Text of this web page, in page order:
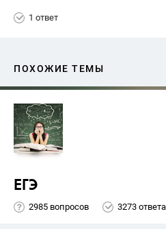
1 ответ
ПОХОЖИЕ ТЕМЫ
ЕГЭ
2985 вопросов 3273 ответа